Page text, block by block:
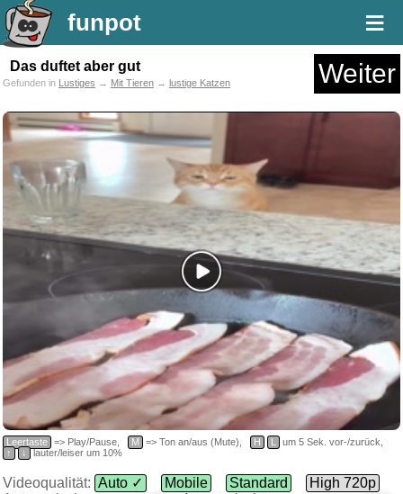
funpot ≡
Das duftet aber gut Weiter
Gefunden in Lustiges → Mit Tieren → lustige Katzen
Leertaste => Play/Pause, M => Ton an/aus (Mute), H L
um 5 Sek. vor-/zurück,
↑
↓ lauter/leiser um 10%
Videoqualität: Auto ✓ Mobile Standard
High 720p